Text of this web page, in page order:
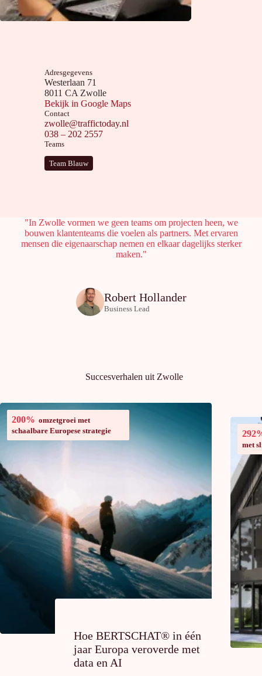
Adresgegevens
Westerlaan 71
8011 CA Zwolle
Bekijk in Google Maps
Contact
zwolle@traffictoday.nl
038 – 202 2557
Teams
Team Blauw
"In Zwolle vormen we geen teams om projecten heen, we
bouwen klantenteams die voelen als partners. Met ervaren
mensen die eigenaarschap nemen en elkaar dagelijks sterker
maken."
Robert Hollander
Business Lead
Succesverhalen uit Zwolle
200% omzetgroei met
schaalbare Europese strategie
Hoe BERTSCHAT® in één
jaar Europa veroverde met
data en AI
met